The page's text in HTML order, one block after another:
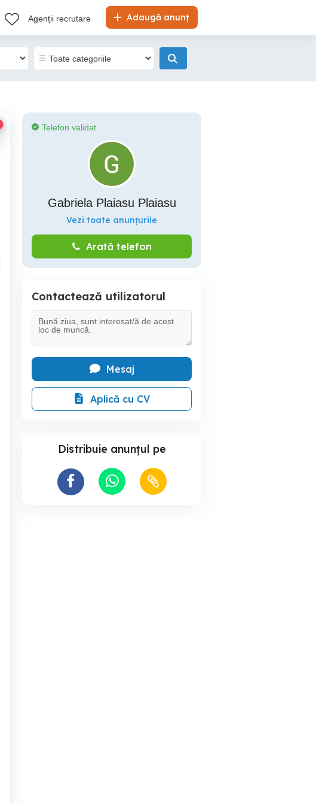
Adaugă anunț
Agenții recrutare
Telefon validat
Gabriela Plaiasu Plaiasu
Vezi toate anunțurile
Arată telefon
Contactează utilizatorul
Mesaj
Aplică cu CV
Distribuie anunțul pe